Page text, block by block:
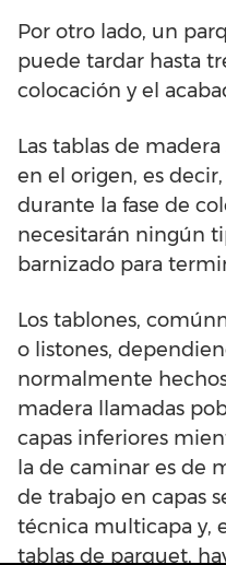
Por otro lado, un
puede tardar hasta
colocación y el
Las tablas de
en el origen, es
durante la fase de
necesitarán ningún
barnizado para
Los tablones,
o listones,
normalmente
madera llamadas
capas inferiores
la de caminar es de
de trabajo en capas
técnica multicapa y,
tablas de parquet,